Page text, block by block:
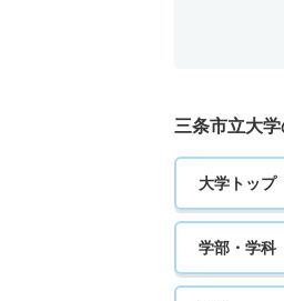
三条市立大
大学トップ
学部・学科